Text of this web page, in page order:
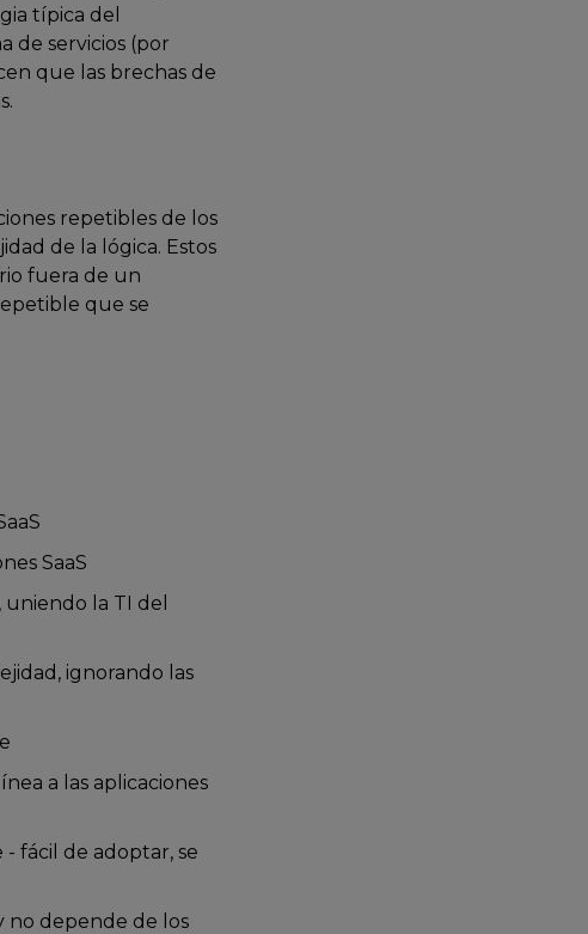
típica del
de servicios (por
que las brechas de
repetibles de los
de la lógica. Estos
fuera de un
que se
SaaS
la TI del
ignorando las
a las aplicaciones
fácil de adoptar, se
no depende de los